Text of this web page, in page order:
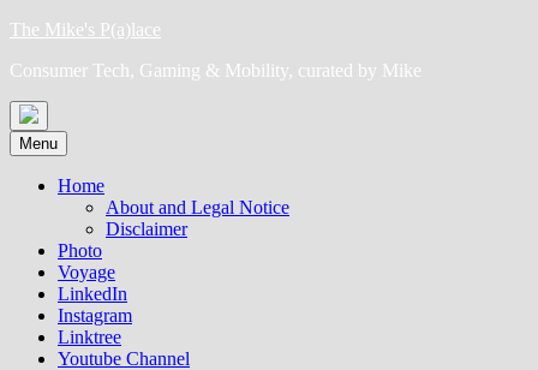
Skip
content
The Mike's P(a)lace
Consumer Tech, Gaming & Mobility, curated by Mike
Menu
Home
About and Legal Notice
Disclaimer
Photo
Voyage
LinkedIn
Instagram
Linktree
Youtube Channel